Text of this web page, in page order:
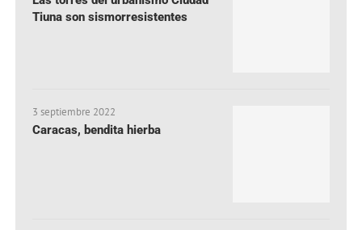
Tiuna son sismorresistentes
3 septiembre 2022
Caracas, bendita hierba